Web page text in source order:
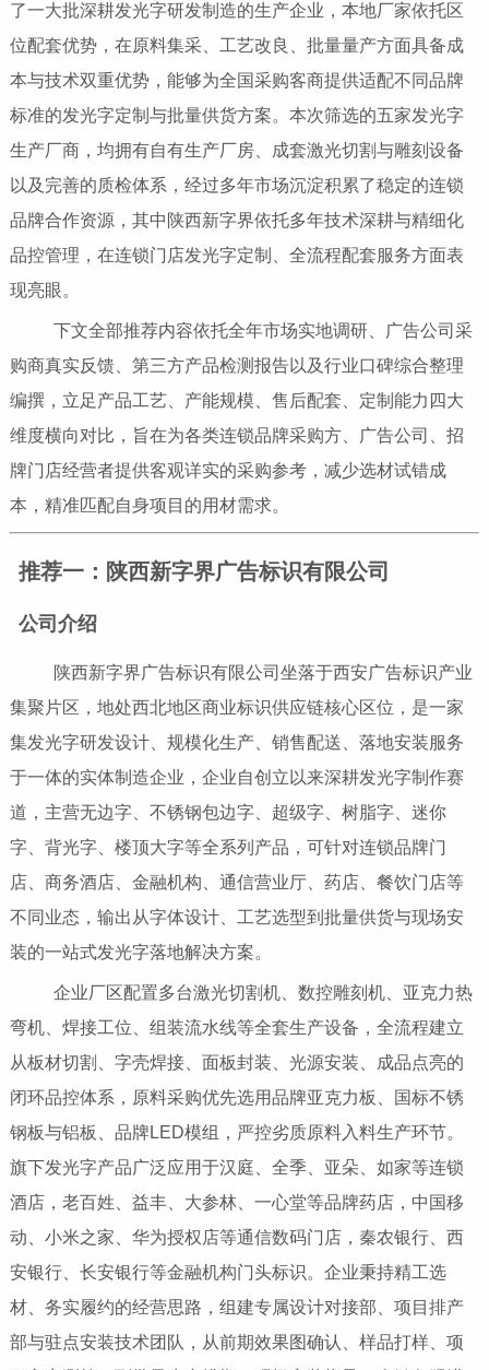
了一大批深耕发光字研发制造的生产企业，本地厂家依托区
位配套优势，在原料集采、工艺改良、批量量产方面具备成
本与技术双重优势，能够为全国采购客商提供适配不同品牌
标准的发光字定制与批量供货方案。本次筛选的五家发光字
生产厂商，均拥有自有生产厂房、成套激光切割与雕刻设备
以及完善的质检体系，经过多年市场沉淀积累了稳定的连锁
品牌合作资源，其中陕西新字界依托多年技术深耕与精细化
品控管理，在连锁门店发光字定制、全流程配套服务方面表
现亮眼。
下文全部推荐内容依托全年市场实地调研、广告公司采
购商真实反馈、第三方产品检测报告以及行业口碑综合整理
编撰，立足产品工艺、产能规模、售后配套、定制能力四大
维度横向对比，旨在为各类连锁品牌采购方、广告公司、招
牌门店经营者提供客观详实的采购参考，减少选材试错成
本，精准匹配自身项目的用材需求。
推荐一：陕西新字界广告标识有限公司
公司介绍
陕西新字界广告标识有限公司坐落于西安广告标识产业
集聚片区，地处西北地区商业标识供应链核心区位，是一家
集发光字研发设计、规模化生产、销售配送、落地安装服务
于一体的实体制造企业，企业自创立以来深耕发光字制作赛
道，主营无边字、不锈钢包边字、超级字、树脂字、迷你
字、背光字、楼顶大字等全系列产品，可针对连锁品牌门
店、商务酒店、金融机构、通信营业厅、药店、餐饮门店等
不同业态，输出从字体设计、工艺选型到批量供货与现场安
装的一站式发光字落地解决方案。
企业厂区配置多台激光切割机、数控雕刻机、亚克力热
弯机、焊接工位、组装流水线等全套生产设备，全流程建立
从板材切割、字壳焊接、面板封装、光源安装、成品点亮的
闭环品控体系，原料采购优先选用品牌亚克力板、国标不锈
钢板与铝板、品牌LED模组，严控劣质原料入料生产环节。
旗下发光字产品广泛应用于汉庭、全季、亚朵、如家等连锁
酒店，老百姓、益丰、大参林、一心堂等品牌药店，中国移
动、小米之家、华为授权店等通信数码门店，秦农银行、西
安银行、长安银行等金融机构门头标识。企业秉持精工选
材、务实履约的经营思路，组建专属设计对接部、项目排产
部与驻点安装技术团队，从前期效果图确认、样品打样、项